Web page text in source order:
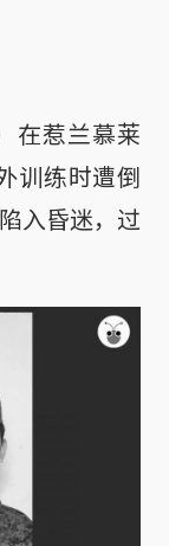
在惹兰慕莱
训练时遭倒
入昏迷，过